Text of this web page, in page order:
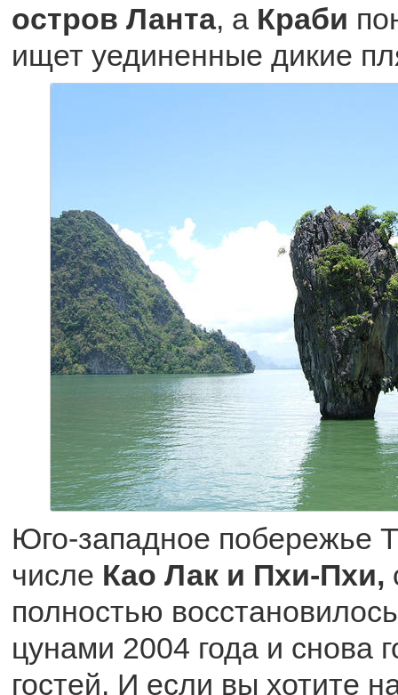
остров Ланта, а Краби
ищет уединенные дикие
Юго-западное побережье
числе Као Лак и Пхи-Пхи,
полностью
цунами 2004 года и снова
гостей. И если вы хотите